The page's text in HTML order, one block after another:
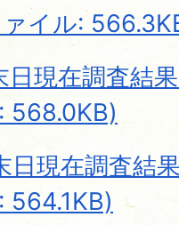
イル:
日現在調査結
568.0KB)
日現在調査結
564.1KB)